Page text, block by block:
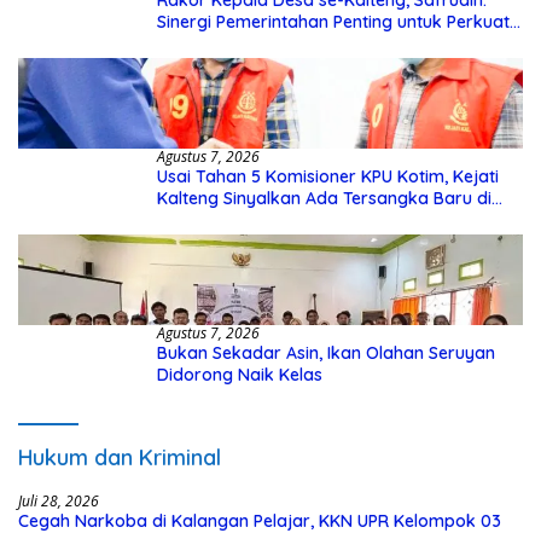
Sinergi Pemerintahan Penting untuk Perkuat
Agustus 7, 2026
Usai Tahan 5 Komisioner KPU Kotim, Kejati
Kalteng Sinyalkan Ada Tersangka Baru di
Agustus 7, 2026
Bukan Sekadar Asin, Ikan Olahan Seruyan
Didorong Naik Kelas
Hukum dan Kriminal
Juli 28, 2026
Cegah Narkoba di Kalangan Pelajar, KKN UPR Kelompok 03